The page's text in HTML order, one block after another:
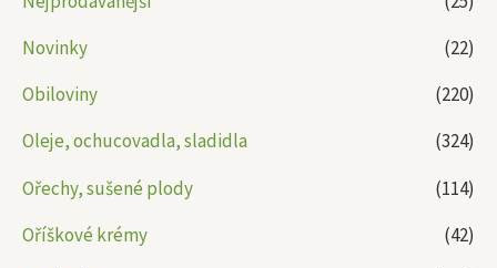
Novinky
(22)
Obiloviny
(220)
Oleje, ochucovadla, sladidla
(324)
Ořechy, sušené plody
(114)
Oříškové krémy
(42)